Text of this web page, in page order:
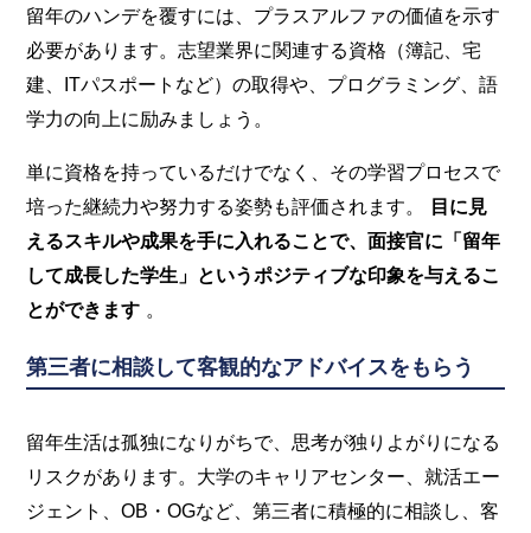
留年のハンデを覆すには、プラスアルファの価値を示す
必要があります。志望業界に関連する資格（簿記、宅
建、ITパスポートなど）の取得や、プログラミング、語
学力の向上に励みましょう。
単に資格を持っているだけでなく、その学習プロセスで
培った継続力や努力する姿勢も評価されます。
目に見
えるスキルや成果を手に入れることで、面接官に「留年
して成長した学生」というポジティブな印象を与えるこ
とができます 。
第三者に相談して客観的なアドバイスをもらう
留年生活は孤独になりがちで、思考が独りよがりになる
リスクがあります。大学のキャリアセンター、就活エー
ジェント、OB・OGなど、第三者に積極的に相談し、客